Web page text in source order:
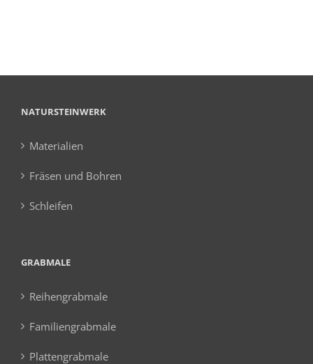
NATURSTEINWERK
Materialien
Fräsen und Bohren
Schleifen
GRABMALE
Reihengrabmale
Familiengrabmale
Plattengrabmale